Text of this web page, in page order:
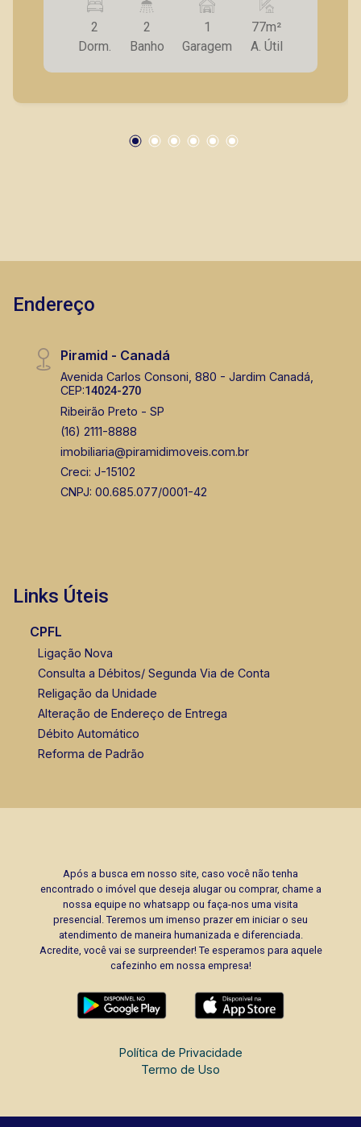
plantas * Consulte tabela atualizada e unidades
disponíveis; * Valores a partir de 485 mil para o
1º andar; * Opções de 2 vagas para várias
unidades ou opção de comprar vaga extra. A
clientes com agilidade e segurança, em locação,
nos principais lançamentos da cidade de
2
Dorm.
2
Banho
1
Garagem
77m²
A. Útil
Endereço
Piramid - Canadá
Avenida Carlos Consoni, 880 - Jardim Canadá,
CEP:14024-270
Ribeirão Preto - SP
(16) 2111-8888
imobiliaria@piramidimoveis.com.br
Creci: J-15102
CNPJ: 00.685.077/0001-42
Links Úteis
CPFL
Ligação Nova
Consulta a Débitos/ Segunda Via de Conta
Religação da Unidade
Alteração de Endereço de Entrega
Débito Automático
Reforma de Padrão
Após a busca em nosso site, caso você não tenha
encontrado o imóvel que deseja alugar ou comprar, chame a
nossa equipe no whatsapp ou faça-nos uma visita
presencial. Teremos um imenso prazer em iniciar o seu
atendimento de maneira humanizada e diferenciada.
Acredite, você vai se surpreender! Te esperamos para aquele
cafezinho em nossa empresa!
Política de Privacidade
Termo de Uso